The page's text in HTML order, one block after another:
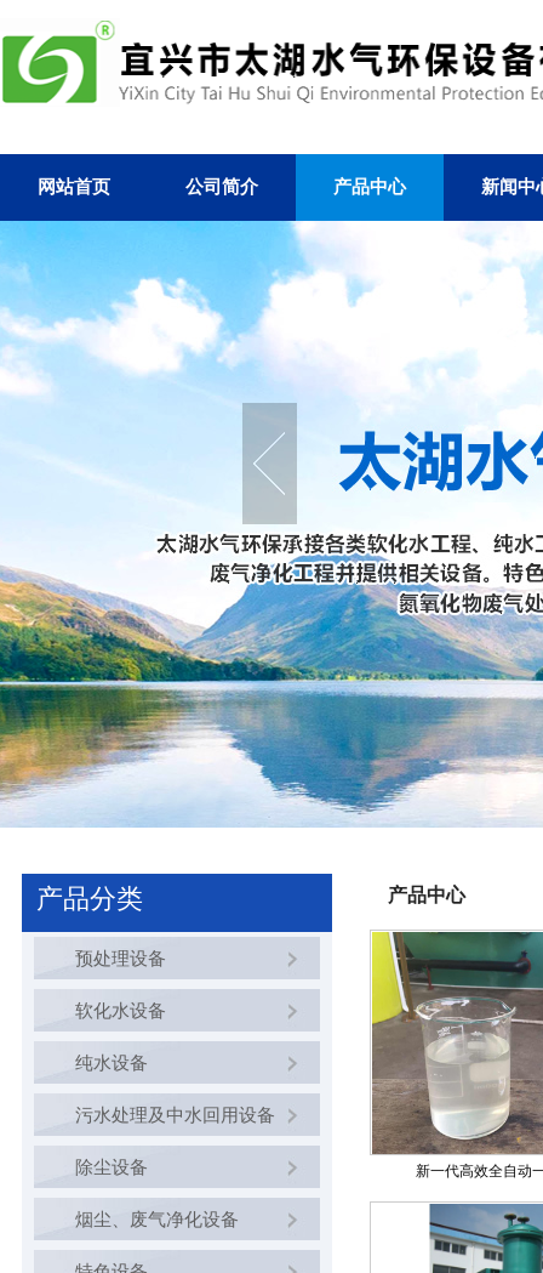
网站首页 公司简介 产品中心 新闻中
产品分类
预处理设备
软化水设备
纯水设备
污水处理及中水回用设备
除尘设备
烟尘、废气净化设备
产品中心
新一代高效全自动